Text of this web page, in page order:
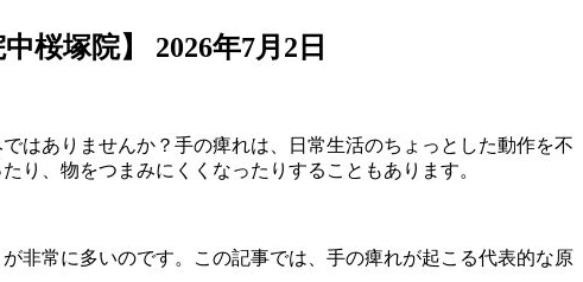
桜塚院】
2026年7月2日
はありませんか？手の痺れは、日常生活のちょっとした動作を不
り、物をつまみにくくなったりすることもあります。
非常に多いのです。この記事では、手の痺れが起こる代表的な原